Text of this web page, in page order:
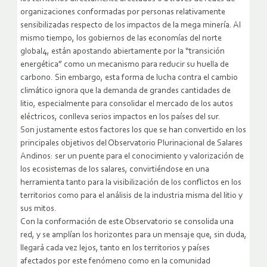
organizaciones conformadas por personas relativamente
sensibilizadas respecto de los impactos de la mega minería. Al
mismo tiempo, los gobiernos de las economías del norte
global4, están apostando abiertamente por la “transición
energética” como un mecanismo para reducir su huella de
carbono. Sin embargo, esta forma de lucha contra el cambio
climático ignora que la demanda de grandes cantidades de
litio, especialmente para consolidar el mercado de los autos
eléctricos, conlleva serios impactos en los países del sur.
Son justamente estos factores los que se han convertido en los
principales objetivos del Observatorio Plurinacional de Salares
Andinos: ser un puente para el conocimiento y valorización de
los ecosistemas de los salares, convirtiéndose en una
herramienta tanto para la visibilización de los conflictos en los
territorios como para el análisis de la industria misma del litio y
sus mitos.
Con la conformación de este Observatorio se consolida una
red, y se amplían los horizontes para un mensaje que, sin duda,
llegará cada vez lejos, tanto en los territorios y países
afectados por este fenómeno como en la comunidad